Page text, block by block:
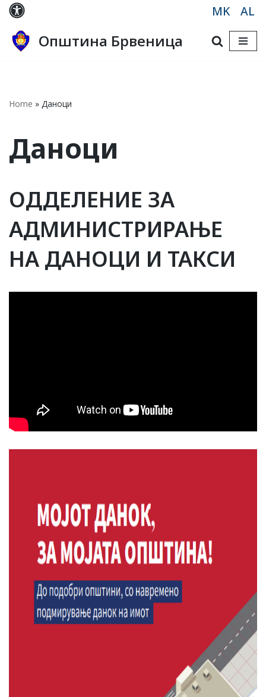
Skip
to
MK AL
Општина Брвеница
Home » Даноци
Даноци
ОДДЕЛЕНИЕ ЗА
АДМИНИСТРИРАЊЕ
НА ДАНОЦИ И ТАКСИ